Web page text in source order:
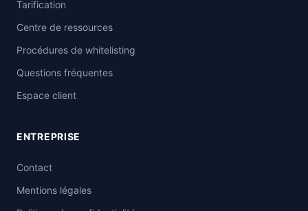
Tarification
Centre de ressources
Procédures de whitelisting
Questions fréquentes
Espace client
ENTREPRISE
Contact
Mentions légales